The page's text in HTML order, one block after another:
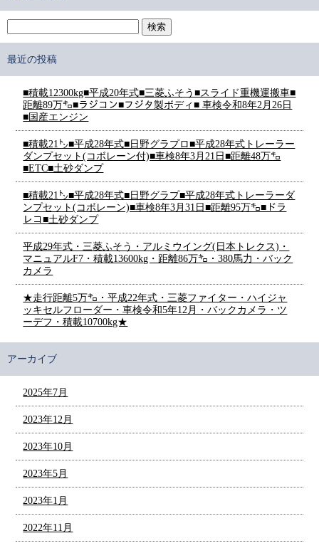
最近の投稿
■積載12300kg■平成20年式■三菱ふそう■スライド重機運搬車■
距離89万㌔■ラジコン■フジタ製ボディ■ 車検令和8年2月26日
■国産エンジン
■積載21㌧■平成28年式■日野グラプロ■平成28年式トレーラー
ダンプセット(コボレーン付)■車検8年3月21日■距離48万㌔
■ETC■土砂ダンプ
■積載21㌧■平成28年式■日野グラプ■平成28年式トレーラーダ
ンプセット(コボレーン)■車検8年3月31日■距離95万㌔■ドラ
レコ■土砂ダンプ
平成29年式・三菱ふそう・アルミウイング(日本トレクス)・
マニュアルF7・積載13600kg・距離86万㌔・380馬力・バック
カメラ
★走行距離5万㌔・平成22年式・三菱ファイター・ハイジャ
ッキセルフローダー・車検令和5年12月・バックカメラ・ツ
ーデフ・積載10700kg★
アーカイブ
2025年7月
2023年12月
2023年10月
2023年5月
2023年1月
2022年11月